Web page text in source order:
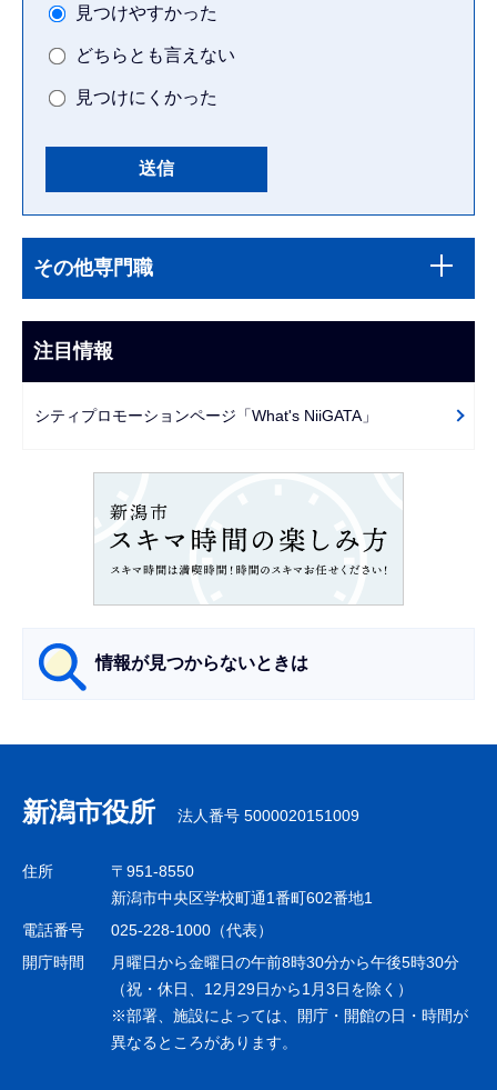
見つけやすかった
どちらとも言えない
見つけにくかった
文
こ
ま
で
ビ
ゲ
ー
その他専門職
注目情報
シティプロモーションページ「What's NiiGATA」
情報が見つからないときは
ナ
ビ
ゲ
シ
ョ
新潟市役所 法人番号 5000020151009
住所
〒951-8550
新潟市中央区学校町通1番町602番地1
電話番号
025-228-1000（代表）
開庁時間
月曜日から金曜日の午前8時30分から午後5時30分
（祝・休日、12月29日から1月3日を除く）
※部署、施設によっては、開庁・開館の日・時間が
異なるところがあります。